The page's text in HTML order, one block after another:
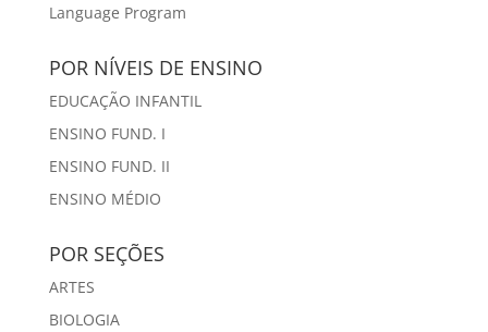
Language Program
POR NÍVEIS DE ENSINO
EDUCAÇÃO INFANTIL
ENSINO FUND. I
ENSINO FUND. II
ENSINO MÉDIO
POR SEÇÕES
ARTES
BIOLOGIA